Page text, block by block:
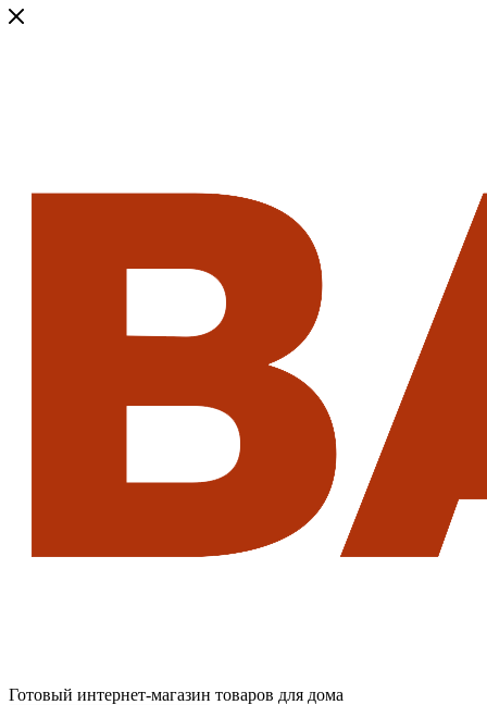
Готовый интернет-магазин товаров для дома